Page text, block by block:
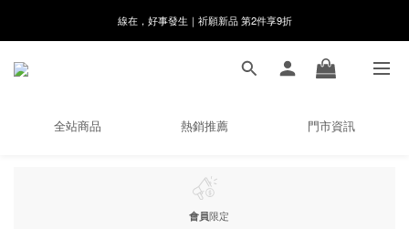
8月月初限定｜指定分類滿件88折！
🌸新會員限定🌸註冊送$100購物金
8月月初限定｜指定分類滿件88折！
全站商品 熱銷推薦 門市資訊
會員限定